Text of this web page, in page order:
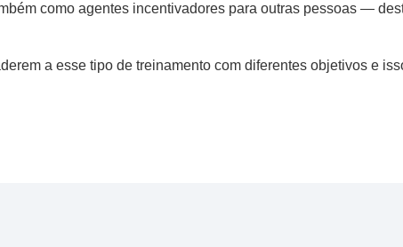
como agentes incentivadores para outras pessoas —
a esse tipo de treinamento com diferentes objetivos e